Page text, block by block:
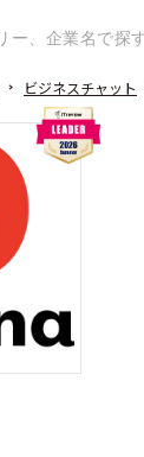
ビジネスチャット